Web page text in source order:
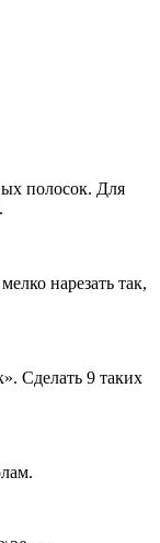
полосок. Для
нарезать так,
Сделать 9 таких